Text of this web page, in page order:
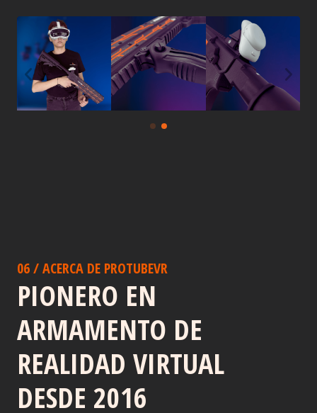
06 / ACERCA DE PROTUBEVR
PIONERO EN
ARMAMENTO DE
REALIDAD VIRTUAL
DESDE 2016